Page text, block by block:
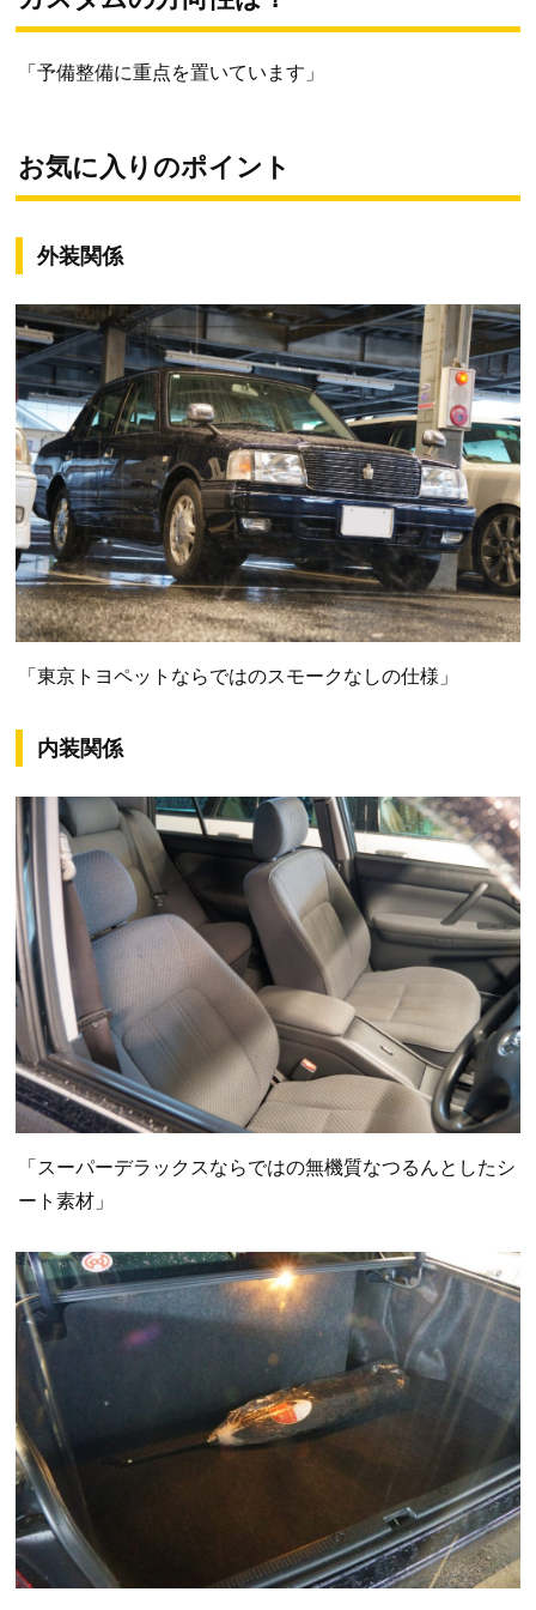
「予備整備に重点を置いています」
お気に入りのポイント
外装関係
「東京トヨペットならではのスモークなしの仕様」
内装関係
「スーパーデラックスならではの無機質なつるんとしたシ
ート素材」